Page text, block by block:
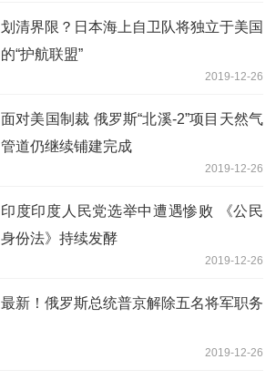
划清界限？日本海上自卫队将独立于美国
的“护航联盟”
2019-12-26
面对美国制裁 俄罗斯“北溪-2”项目天然气
管道仍继续铺建完成
2019-12-26
印度印度人民党选举中遭遇惨败 《公民
身份法》持续发酵
2019-12-26
最新！俄罗斯总统普京解除五名将军职务
2019-12-26